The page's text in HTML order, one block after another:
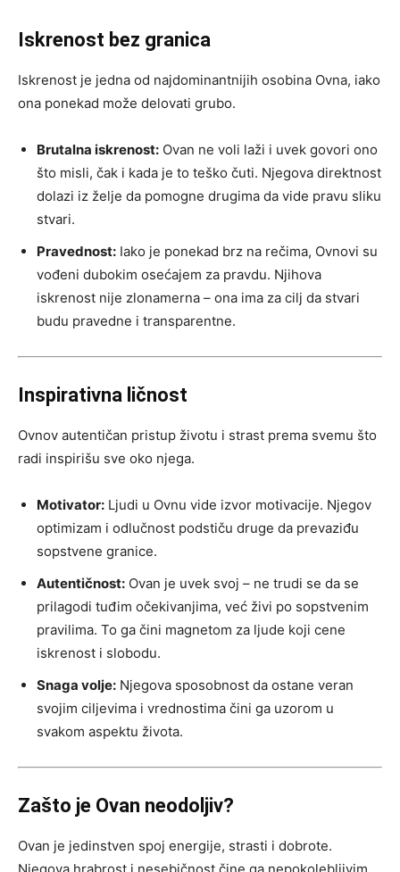
Iskrenost bez granica
Iskrenost je jedna od najdominantnijih osobina Ovna, iako
ona ponekad može delovati grubo.
Brutalna iskrenost: Ovan ne voli laži i uvek govori ono
što misli, čak i kada je to teško čuti. Njegova direktnost
dolazi iz želje da pomogne drugima da vide pravu sliku
stvari.
Pravednost: Iako je ponekad brz na rečima, Ovnovi su
vođeni dubokim osećajem za pravdu. Njihova
iskrenost nije zlonamerna – ona ima za cilj da stvari
budu pravedne i transparentne.
Inspirativna ličnost
Ovnov autentičan pristup životu i strast prema svemu što
radi inspirišu sve oko njega.
Motivator: Ljudi u Ovnu vide izvor motivacije. Njegov
optimizam i odlučnost podstiču druge da prevaziđu
sopstvene granice.
Autentičnost: Ovan je uvek svoj – ne trudi se da se
prilagodi tuđim očekivanjima, već živi po sopstvenim
pravilima. To ga čini magnetom za ljude koji cene
iskrenost i slobodu.
Snaga volje: Njegova sposobnost da ostane veran
svojim ciljevima i vrednostima čini ga uzorom u
svakom aspektu života.
Zašto je Ovan neodoljiv?
Ovan je jedinstven spoj energije, strasti i dobrote.
Njegova hrabrost i nesebičnost čine ga nepokolebljivim